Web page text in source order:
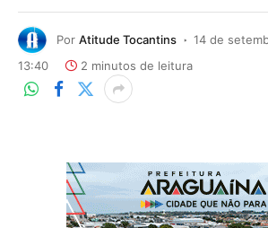
Por Atitude Tocantins
14 de
13:40
2 minutos de leitura